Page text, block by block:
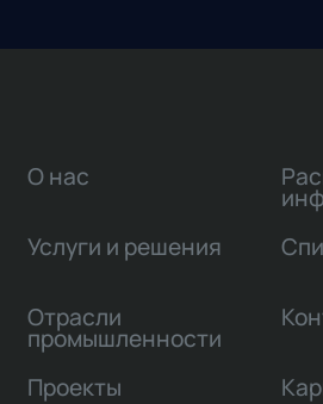
О нас
Услуги и решения
Отрасли
промышленности
Проекты